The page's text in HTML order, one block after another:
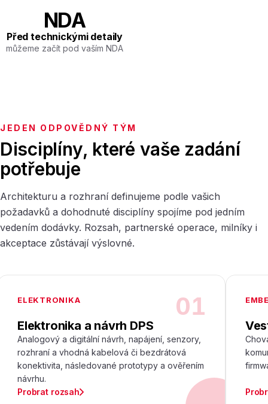
NDA
Před technickými detaily
můžeme začít pod vaším NDA
JEDEN ODPOVĚDNÝ TÝM
Disciplíny, které vaše zadání
potřebuje
Architekturu a rozhraní definujeme podle vašich
požadavků a dohodnuté disciplíny spojíme pod jedním
vedením dodávky. Rozsah, partnerské operace, milníky i
akceptace zůstávají výslovné.
ELEKTRONIKA 01
Elektronika a návrh DPS
Analogový a digitální návrh, napájení, senzory,
rozhraní a vhodná kabelová či bezdrátová
konektivita, následované prototypy a ověřením
návrhu.
Probrat rozsah